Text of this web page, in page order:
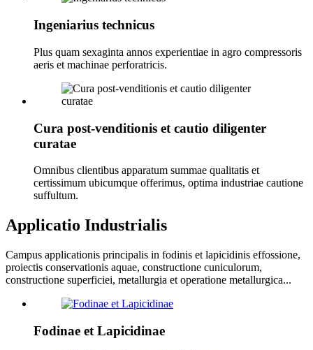
Ingeniarius technicus
Plus quam sexaginta annos experientiae in agro compressoris
aeris et machinae perforatricis.
Cura post-venditionis et cautio diligenter
curatae
Omnibus clientibus apparatum summae qualitatis et
certissimum ubicumque offerimus, optima industriae cautione
suffultum.
Applicatio Industrialis
Campus applicationis principalis in fodinis et lapicidinis effossione,
proiectis conservationis aquae, constructione cuniculorum,
constructione superficiei, metallurgia et operatione metallurgica...
Fodinae et Lapicidinae